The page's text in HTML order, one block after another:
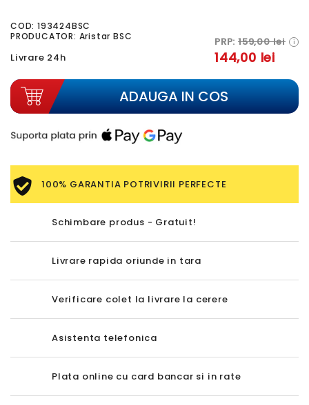
COD: 193424BSC
PRODUCATOR: Aristar BSC
Livrare 24h
PRP: 159,00 lei i
144,00 lei
ADAUGA IN COS
100% GARANTIA POTRIVIRII PERFECTE
Schimbare produs - Gratuit!
Livrare rapida oriunde in tara
Verificare colet la livrare la cerere
Asistenta telefonica
Plata online cu card bancar si in rate